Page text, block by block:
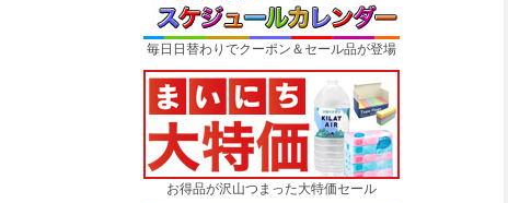
毎日日替わりでクーポン＆セール品が登場
お得品が沢山つまった大特価セール